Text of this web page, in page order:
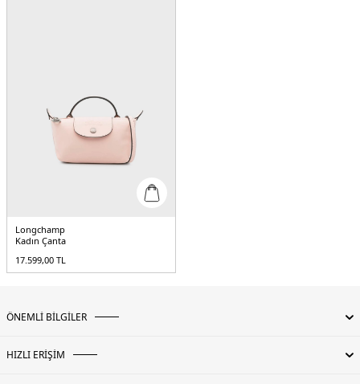
Longchamp
Kadın Çanta
17.599,00 TL
ÖNEMLİ BİLGİLER
HIZLI ERİŞİM